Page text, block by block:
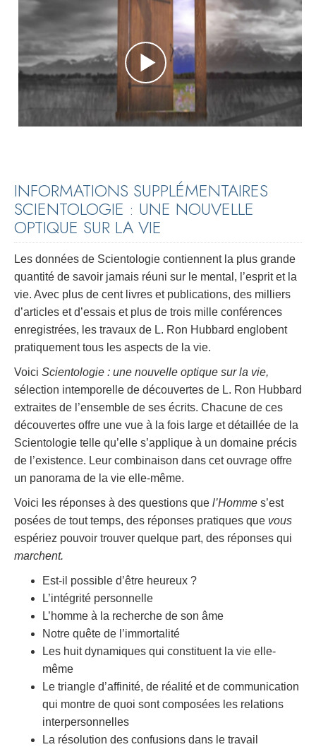
INFORMATIONS SUPPLÉMENTAIRES
SCIENTOLOGIE : UNE NOUVELLE
OPTIQUE SUR LA VIE
Les données de Scientologie contiennent la plus grande
quantité de savoir jamais réuni sur le mental, l’esprit et la
vie. Avec plus de cent livres et publications, des milliers
d’articles et d’essais et plus de trois mille conférences
enregistrées, les travaux de L. Ron Hubbard englobent
pratiquement tous les aspects de la vie.
Voici Scientologie : une nouvelle optique sur la vie,
sélection intemporelle de découvertes de L. Ron Hubbard
extraites de l’ensemble de ses écrits. Chacune de ces
découvertes offre une vue à la fois large et détaillée de la
Scientologie telle qu’elle s’applique à un domaine précis
de l’existence. Leur combinaison dans cet ouvrage offre
un panorama de la vie elle-même.
Voici les réponses à des questions que l’Homme s’est
posées de tout temps, des réponses pratiques que vous
espériez pouvoir trouver quelque part, des réponses qui
marchent.
Est-il possible d’être heureux ?
L’intégrité personnelle
L’homme à la recherche de son âme
Notre quête de l’immortalité
Les huit dynamiques qui constituent la vie elle-
même
Le triangle d’affinité, de réalité et de communication
qui montre de quoi sont composées les relations
interpersonnelles
La résolution des confusions dans le travail